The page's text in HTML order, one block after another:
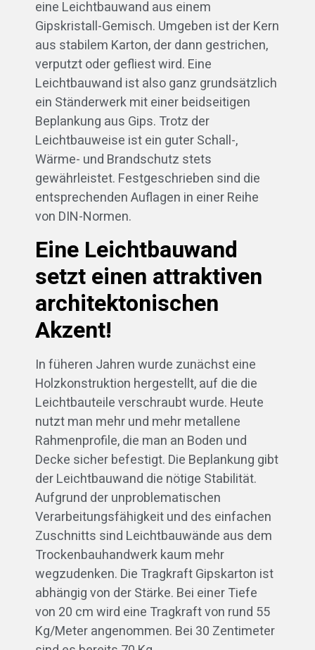
eine Leichtbauwand aus einem
Gipskristall-Gemisch. Umgeben ist der Kern
aus stabilem Karton, der dann gestrichen,
verputzt oder gefliest wird. Eine
Leichtbauwand ist also ganz grundsätzlich
ein Ständerwerk mit einer beidseitigen
Beplankung aus Gips. Trotz der
Leichtbauweise ist ein guter Schall-,
Wärme- und Brandschutz stets
gewährleistet. Festgeschrieben sind die
entsprechenden Auflagen in einer Reihe
von DIN-Normen.
Eine Leichtbauwand
setzt einen attraktiven
architektonischen
Akzent!
In füheren Jahren wurde zunächst eine
Holzkonstruktion hergestellt, auf die die
Leichtbauteile verschraubt wurde. Heute
nutzt man mehr und mehr metallene
Rahmenprofile, die man an Boden und
Decke sicher befestigt. Die Beplankung gibt
der Leichtbauwand die nötige Stabilität.
Aufgrund der unproblematischen
Verarbeitungsfähigkeit und des einfachen
Zuschnitts sind Leichtbauwände aus dem
Trockenbauhandwerk kaum mehr
wegzudenken. Die Tragkraft Gipskarton ist
abhängig von der Stärke. Bei einer Tiefe
von 20 cm wird eine Tragkraft von rund 55
Kg/Meter angenommen. Bei 30 Zentimeter